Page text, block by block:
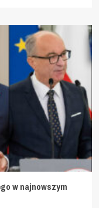
w najnowszym